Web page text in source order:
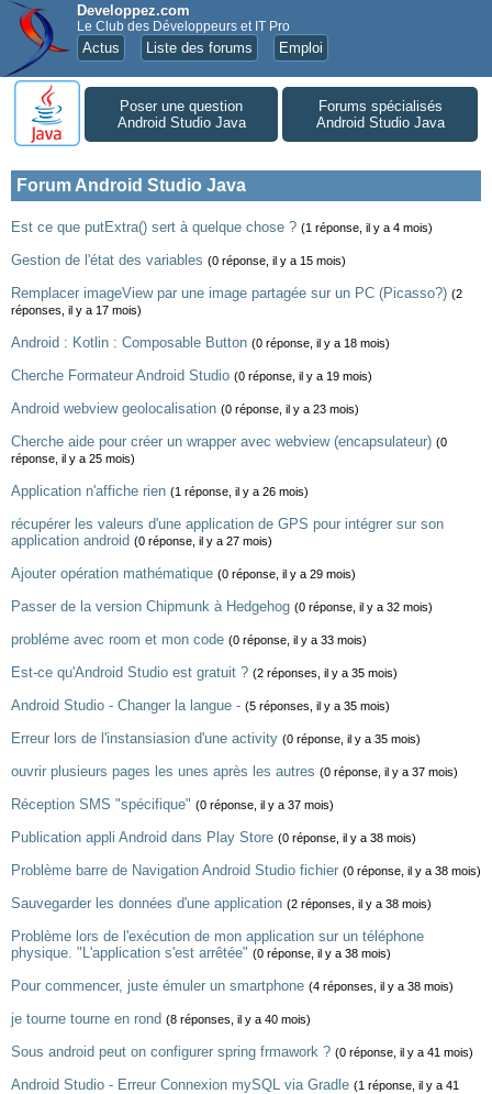
Developpez.com
Le Club des Développeurs et IT Pro
Actus Liste des forums Emploi
Poser une question
Android Studio Java
Forums spécialisés
Android Studio Java
Forum Android Studio Java
Est ce que putExtra() sert à quelque chose ? (1 réponse, il y a 4 mois)
Gestion de l'état des variables (0 réponse, il y a 15 mois)
Remplacer imageView par une image partagée sur un PC (Picasso?) (2
réponses, il y a 17 mois)
Android : Kotlin : Composable Button (0 réponse, il y a 18 mois)
Cherche Formateur Android Studio (0 réponse, il y a 19 mois)
Android webview geolocalisation (0 réponse, il y a 23 mois)
Cherche aide pour créer un wrapper avec webview (encapsulateur) (0
réponse, il y a 25 mois)
Application n'affiche rien (1 réponse, il y a 26 mois)
récupérer les valeurs d'une application de GPS pour intégrer sur son
application android (0 réponse, il y a 27 mois)
Ajouter opération mathématique (0 réponse, il y a 29 mois)
Passer de la version Chipmunk à Hedgehog (0 réponse, il y a 32 mois)
probléme avec room et mon code (0 réponse, il y a 33 mois)
Est-ce qu'Android Studio est gratuit ? (2 réponses, il y a 35 mois)
Android Studio - Changer la langue - (5 réponses, il y a 35 mois)
Erreur lors de l'instansiasion d'une activity (0 réponse, il y a 35 mois)
ouvrir plusieurs pages les unes après les autres (0 réponse, il y a 37 mois)
Réception SMS "spécifique" (0 réponse, il y a 37 mois)
Publication appli Android dans Play Store (0 réponse, il y a 38 mois)
Problème barre de Navigation Android Studio fichier (0 réponse, il y a 38 mois)
Sauvegarder les données d'une application (2 réponses, il y a 38 mois)
Problème lors de l'exécution de mon application sur un téléphone
physique. "L'application s'est arrêtée" (0 réponse, il y a 38 mois)
Pour commencer, juste émuler un smartphone (4 réponses, il y a 38 mois)
je tourne tourne en rond (8 réponses, il y a 40 mois)
Sous android peut on configurer spring frmawork ? (0 réponse, il y a 41 mois)
Android Studio - Erreur Connexion mySQL via Gradle (1 réponse, il y a 41